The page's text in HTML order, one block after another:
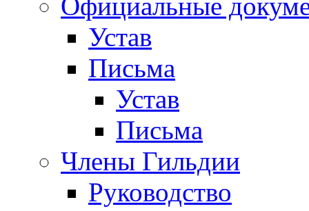
Устав
Письма
Устав
Письма
Члены Гильдии
Руководство